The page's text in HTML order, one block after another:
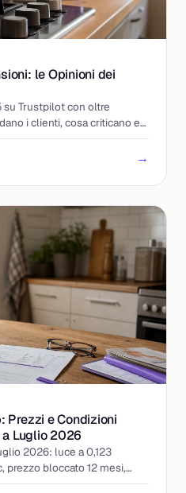
le Opinioni dei
su Trustpilot con oltre
i clienti, cosa criticano e
di attivare.
→
Prezzi e Condizioni
Luglio 2026
2026: luce a 0,123
bloccato 12 mesi,
chi conviene davvero.